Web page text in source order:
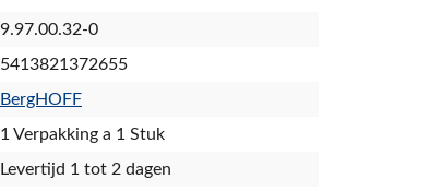
9.97.00.32-0
5413821372655
BergHOFF
1 Verpakking a 1 Stuk
Levertijd 1 tot 2 dagen